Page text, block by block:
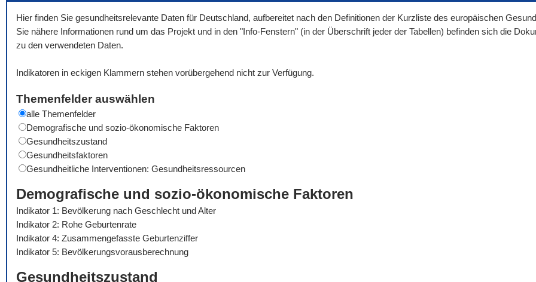
Hier finden Sie gesundheitsrelevante Daten für Deutschland, aufbereitet nach den Definitionen der Kurzliste des europäischen
Sie nähere Informationen rund um das Projekt und in den "Info-Fenstern" (in der Überschrift jeder der Tabellen) befinden sich die
zu den verwendeten Daten.
Indikatoren in eckigen Klammern stehen vorübergehend nicht zur Verfügung.
Themenfelder auswählen
alle Themenfelder
Demografische und sozio-ökonomische Faktoren
Gesundheitszustand
Gesundheitsfaktoren
Gesundheitliche Interventionen: Gesundheitsressourcen
Demografische und sozio-ökonomische Faktoren
Indikator 1: Bevölkerung nach Geschlecht und Alter
Indikator 2: Rohe Geburtenrate
Indikator 4: Zusammengefasste Geburtenziffer
Indikator 5: Bevölkerungsvorausberechnung
Gesundheitszustand